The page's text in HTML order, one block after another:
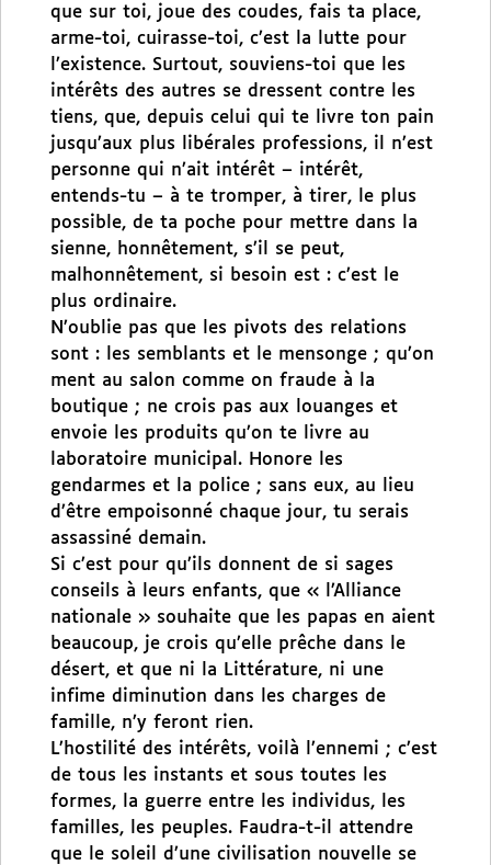
que sur toi, joue des coudes, fais ta place,
arme-toi, cuirasse-toi, c’est la lutte pour
l’existence. Surtout, souviens-toi que les
intérêts des autres se dressent contre les
tiens, que, depuis celui qui te livre ton pain
jusqu’aux plus libérales professions, il n’est
personne qui n’ait intérêt – intérêt,
entends-tu – à te tromper, à tirer, le plus
possible, de ta poche pour mettre dans la
sienne, honnêtement, s’il se peut,
malhonnêtement, si besoin est : c’est le
plus ordinaire.
N’oublie pas que les pivots des relations
sont : les semblants et le mensonge ; qu’on
ment au salon comme on fraude à la
boutique ; ne crois pas aux louanges et
envoie les produits qu’on te livre au
laboratoire municipal. Honore les
gendarmes et la police ; sans eux, au lieu
d’être empoisonné chaque jour, tu serais
assassiné demain.
Si c’est pour qu’ils donnent de si sages
conseils à leurs enfants, que « l’Alliance
nationale » souhaite que les papas en aient
beaucoup, je crois qu’elle prêche dans le
désert, et que ni la Littérature, ni une
infime diminution dans les charges de
famille, n’y feront rien.
L’hostilité des intérêts, voilà l’ennemi ; c’est
de tous les instants et sous toutes les
formes, la guerre entre les individus, les
familles, les peuples. Faudra-t-il attendre
que le soleil d’une civilisation nouvelle se